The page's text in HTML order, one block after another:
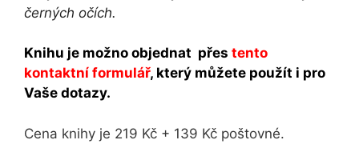
černých očích.
Knihu je možno objednat přes tento
kontaktní formulář, který můžete použít i pro
Vaše dotazy.
Cena knihy je 219 Kč + 139 Kč poštovné.